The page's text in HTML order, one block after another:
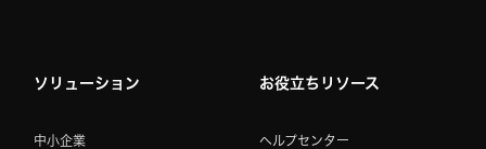
ソリューション
中小企業
お役立ちリソース
ヘルプセンター